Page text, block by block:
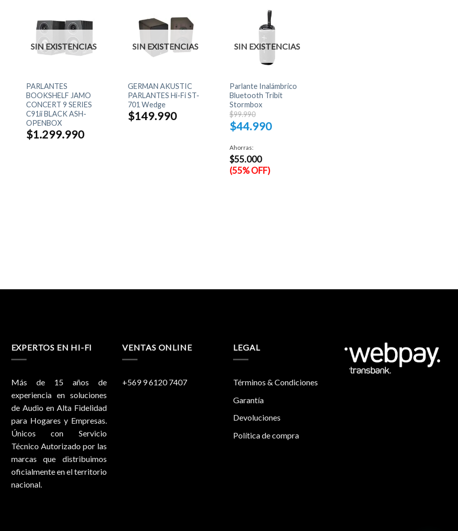
SIN EXISTENCIAS
PARLANTES
BOOKSHELF JAMO
CONCERT 9 SERIES
C91ii BLACK ASH-
OPENBOX
$1.299.990
SIN EXISTENCIAS
GERMAN AKUSTIC
PARLANTES Hi-Fi ST-
701 Wedge
$149.990
SIN EXISTENCIAS
Parlante Inalámbrico
Bluetooth Tribit
Stormbox
$99.990
precio
original
$44.990
precio
actual
es:
$44.990.
Ahorras:
$55.000
(55% OFF)
EXPERTOS EN HI-FI
Más de 15 años de
experiencia en soluciones
de Audio en Alta Fidelidad
para Hogares y Empresas.
Únicos con Servicio
Técnico Autorizado por las
marcas que distribuimos
oficialmente en el territorio
nacional.
VENTAS ONLINE
+569 9 6120 7407
LEGAL
Términos & Condiciones
Garantía
Devoluciones
Política de compra